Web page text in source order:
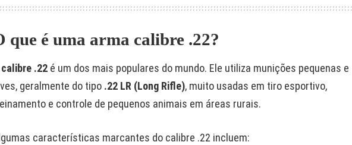
que é uma arma calibre .22?
calibre .22 é um dos mais populares do mundo. Ele utiliza munições pequenas e
geralmente do tipo .22 LR (Long Rifle), muito usadas em tiro esportivo,
e controle de pequenos animais em áreas rurais.
características marcantes do calibre .22 incluem: